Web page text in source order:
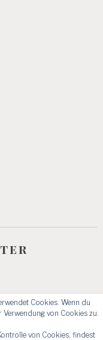
Cookies. Wenn du
von Cookies zu.
von Cookies, findest